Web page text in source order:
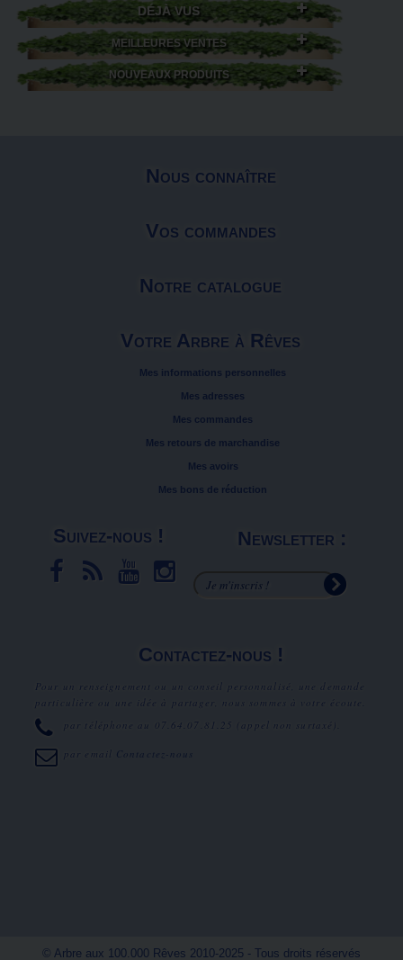
DÉJÀ VUS
MEILLEURES VENTES
NOUVEAUX PRODUITS
Nous connaître
Vos commandes
Notre catalogue
Votre Arbre à Rêves
Mes informations personnelles
Mes adresses
Mes commandes
Mes retours de marchandise
Mes avoirs
Mes bons de réduction
Suivez-nous ! Newsletter :
Contactez-nous !
Pour un renseignement ou un conseil personnalisé, une demande
particulière ou une idée à partager, nous sommes à votre écoute.
par téléphone au
07.64.07.81.25 (appel non surtaxé).
par email Contactez-nous
© Arbre aux 100.000 Rêves 2010-2025 - Tous droits réservés